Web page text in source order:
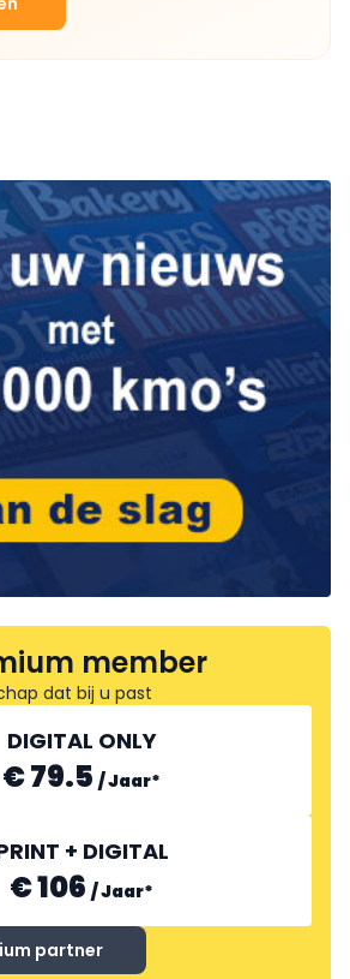
member
dat bij u past
DIGITAL ONLY
€ 79.5 /Jaar*
+ DIGITAL
€ 106 /Jaar*
partner